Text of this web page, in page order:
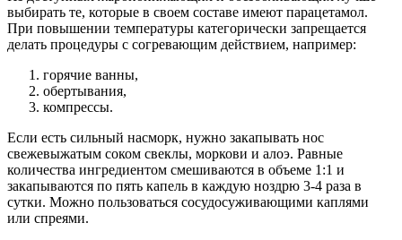
выбирать те, которые в своем составе имеют парацетамол.
При повышении температуры категорически запрещается
делать процедуры с согревающим действием, например:
горячие ванны,
обертывания,
компрессы.
Если есть сильный насморк, нужно закапывать нос
свежевыжатым соком свеклы, моркови и алоэ. Равные
количества ингредиентом смешиваются в объеме 1:1 и
закапываются по пять капель в каждую ноздрю 3-4 раза в
сутки. Можно пользоваться сосудосуживающими каплями
или спреями.